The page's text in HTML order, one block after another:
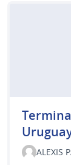
ALEXIS